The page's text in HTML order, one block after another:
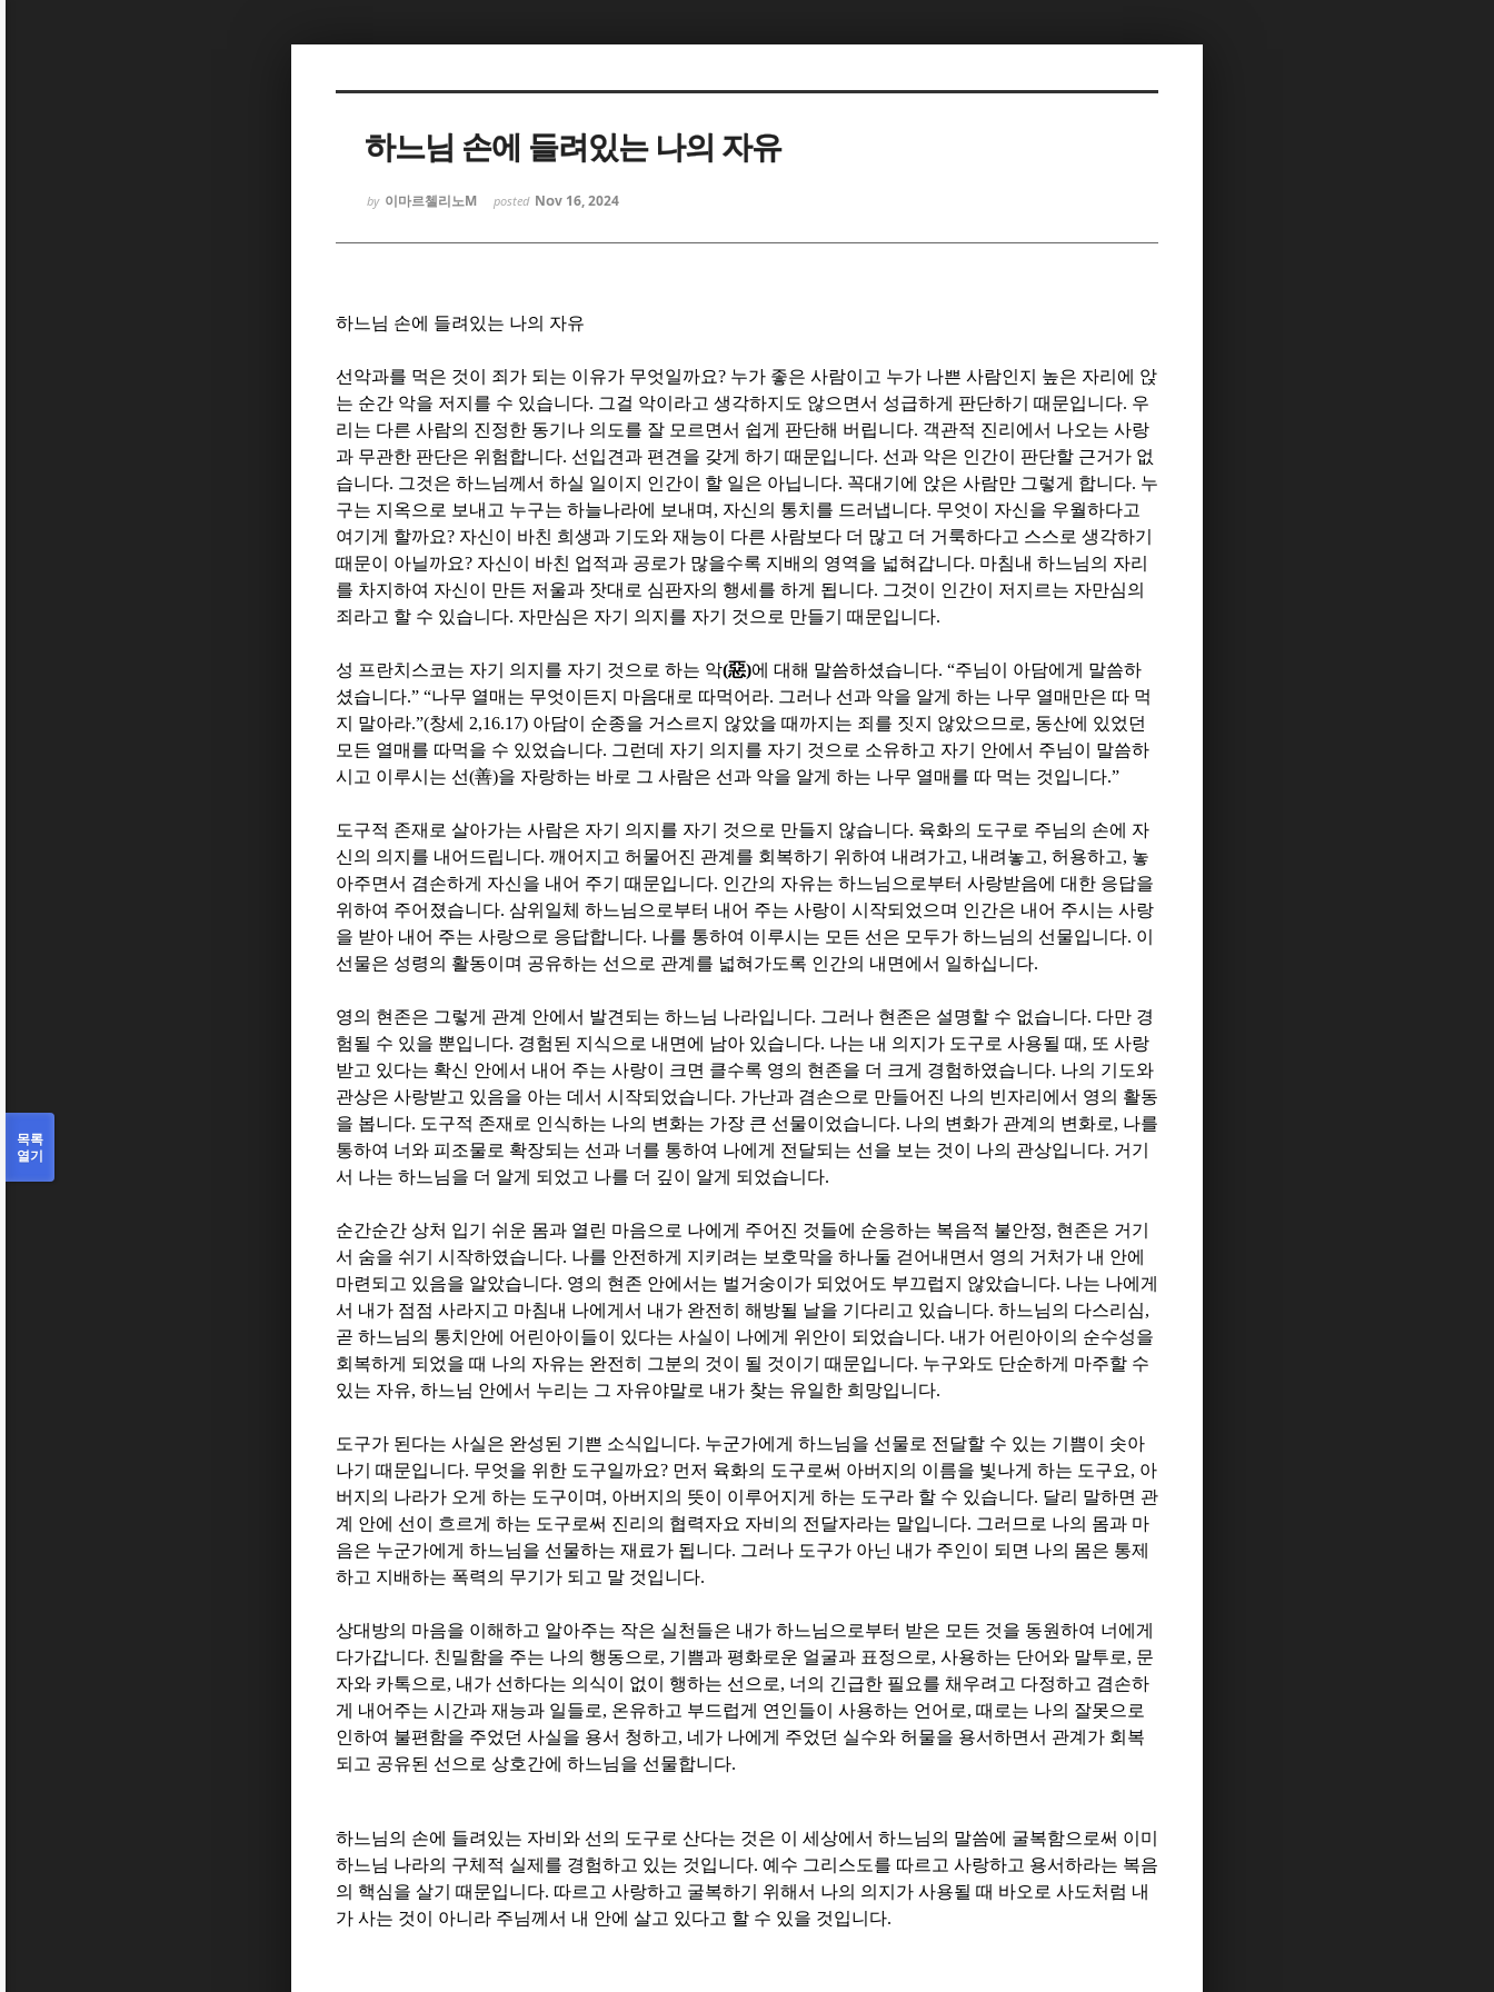
하느님 손에 들려있는 나의 자유
by 이마르첼리노M posted Nov 16, 2024
하느님 손에 들려있는 나의 자유
선악과를 먹은 것이 죄가 되는 이유가 무엇일까요? 누가 좋은 사람이고 누가 나쁜 사람인지 높은 자리에 앉
는 순간 악을 저지를 수 있습니다. 그걸 악이라고 생각하지도 않으면서 성급하게 판단하기 때문입니다. 우
리는 다른 사람의 진정한 동기나 의도를 잘 모르면서 쉽게 판단해 버립니다. 객관적 진리에서 나오는 사랑
과 무관한 판단은 위험합니다. 선입견과 편견을 갖게 하기 때문입니다. 선과 악은 인간이 판단할 근거가 없
습니다. 그것은 하느님께서 하실 일이지 인간이 할 일은 아닙니다. 꼭대기에 앉은 사람만 그렇게 합니다. 누
구는 지옥으로 보내고 누구는 하늘나라에 보내며 , 자신의 통치를 드러냅니다. 무엇이 자신을 우월하다고
여기게 할까요? 자신이 바친 희생과 기도와 재능이 다른 사람보다 더 많고 더 거룩하다고 스스로 생각하기
때문이 아닐까요? 자신이 바친 업적과 공로가 많을수록 지배의 영역을 넓혀갑니다. 마침내 하느님의 자리
를 차지하여 자신이 만든 저울과 잣대로 심판자의 행세를 하게 됩니다. 그것이 인간이 저지르는 자만심의
죄라고 할 수 있습니다. 자만심은 자기 의지를 자기 것으로 만들기 때문입니다.
성 프란치스코는 자기 의지를 자기 것으로 하는 악(惡)에 대해 말씀하셨습니다. “주님이 아담에게 말씀하
셨습니다.” “나무 열매는 무엇이든지 마음대로 따먹어라. 그러나 선과 악을 알게 하는 나무 열매만은 따 먹
지 말아라.”(창세 2,16.17) 아담이 순종을 거스르지 않았을 때까지는 죄를 짓지 않았으므로, 동산에 있었던
모든 열매를 따먹을 수 있었습니다. 그런데 자기 의지를 자기 것으로 소유하고 자기 안에서 주님이 말씀하
시고 이루시는 선(善)을 자랑하는 바로 그 사람은 선과 악을 알게 하는 나무 열매를 따 먹는 것입니다.”
도구적 존재로 살아가는 사람은 자기 의지를 자기 것으로 만들지 않습니다. 육화의 도구로 주님의 손에 자
신의 의지를 내어드립니다. 깨어지고 허물어진 관계를 회복하기 위하여 내려가고, 내려놓고, 허용하고, 놓
아주면서 겸손하게 자신을 내어 주기 때문입니다. 인간의 자유는 하느님으로부터 사랑받음에 대한 응답을
위하여 주어졌습니다. 삼위일체 하느님으로부터 내어 주는 사랑이 시작되었으며 인간은 내어 주시는 사랑
을 받아 내어 주는 사랑으로 응답합니다. 나를 통하여 이루시는 모든 선은 모두가 하느님의 선물입니다. 이
선물은 성령의 활동이며 공유하는 선으로 관계를 넓혀가도록 인간의 내면에서 일하십니다.
영의 현존은 그렇게 관계 안에서 발견되는 하느님 나라입니다. 그러나 현존은 설명할 수 없습니다. 다만 경
험될 수 있을 뿐입니다. 경험된 지식으로 내면에 남아 있습니다. 나는 내 의지가 도구로 사용될 때 , 또 사랑
받고 있다는 확신 안에서 내어 주는 사랑이 크면 클수록 영의 현존을 더 크게 경험하였습니다. 나의 기도와
관상은 사랑받고 있음을 아는 데서 시작되었습니다. 가난과 겸손으로 만들어진 나의 빈자리에서 영의 활동
을 봅니다. 도구적 존재로 인식하는 나의 변화는 가장 큰 선물이었습니다. 나의 변화가 관계의 변화로, 나를
통하여 너와 피조물로 확장되는 선과 너를 통하여 나에게 전달되는 선을 보는 것이 나의 관상입니다. 거기
서 나는 하느님을 더 알게 되었고 나를 더 깊이 알게 되었습니다.
순간순간 상처 입기 쉬운 몸과 열린 마음으로 나에게 주어진 것들에 순응하는 복음적 불안정, 현존은 거기
서 숨을 쉬기 시작하였습니다. 나를 안전하게 지키려는 보호막을 하나둘 걷어내면서 영의 거처가 내 안에
마련되고 있음을 알았습니다. 영의 현존 안에서는 벌거숭이가 되었어도 부끄럽지 않았습니다. 나는 나에게
서 내가 점점 사라지고 마침내 나에게서 내가 완전히 해방될 날을 기다리고 있습니다. 하느님의 다스리심,
곧 하느님의 통치안에 어린아이들이 있다는 사실이 나에게 위안이 되었습니다. 내가 어린아이의 순수성을
회복하게 되었을 때 나의 자유는 완전히 그분의 것이 될 것이기 때문입니다. 누구와도 단순하게 마주할 수
있는 자유, 하느님 안에서 누리는 그 자유야말로 내가 찾는 유일한 희망입니다.
도구가 된다는 사실은 완성된 기쁜 소식입니다. 누군가에게 하느님을 선물로 전달할 수 있는 기쁨이 솟아
나기 때문입니다. 무엇을 위한 도구일까요? 먼저 육화의 도구로써 아버지의 이름을 빛나게 하는 도구요, 아
버지의 나라가 오게 하는 도구이며 , 아버지의 뜻이 이루어지게 하는 도구라 할 수 있습니다. 달리 말하면 관
계 안에 선이 흐르게 하는 도구로써 진리의 협력자요 자비의 전달자라는 말입니다. 그러므로 나의 몸과 마
음은 누군가에게 하느님을 선물하는 재료가 됩니다. 그러나 도구가 아닌 내가 주인이 되면 나의 몸은 통제
하고 지배하는 폭력의 무기가 되고 말 것입니다.
상대방의 마음을 이해하고 알아주는 작은 실천들은 내가 하느님으로부터 받은 모든 것을 동원하여 너에게
다가갑니다. 친밀함을 주는 나의 행동으로, 기쁨과 평화로운 얼굴과 표정으로, 사용하는 단어와 말투로, 문
자와 카톡으로, 내가 선하다는 의식이 없이 행하는 선으로, 너의 긴급한 필요를 채우려고 다정하고 겸손하
게 내어주는 시간과 재능과 일들로, 온유하고 부드럽게 연인들이 사용하는 언어로, 때로는 나의 잘못으로
인하여 불편함을 주었던 사실을 용서 청하고, 네가 나에게 주었던 실수와 허물을 용서하면서 관계가 회복
되고 공유된 선으로 상호간에 하느님을 선물합니다.
하느님의 손에 들려있는 자비와 선의 도구로 산다는 것은 이 세상에서 하느님의 말씀에 굴복함으로써 이미
하느님 나라의 구체적 실제를 경험하고 있는 것입니다. 예수 그리스도를 따르고 사랑하고 용서하라는 복음
의 핵심을 살기 때문입니다. 따르고 사랑하고 굴복하기 위해서 나의 의지가 사용될 때 바오로 사도처럼 내
가 사는 것이 아니라 주님께서 내 안에 살고 있다고 할 수 있을 것입니다.
목록
열기
Sketchbook5, 스케치북5
Sketchbook5, 스케치북5